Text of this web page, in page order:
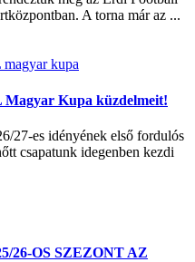
A torna már az ...
kupa
Kupa küzdelmeit!
27-es idényének első fordulós
csapatunk idegenben kezdi
26-OS SZEZONT AZ